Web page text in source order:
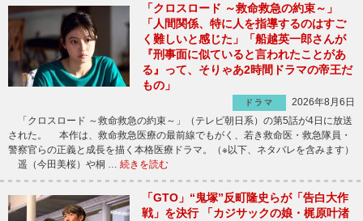
「クロスロード ～救命救急の約束～」
「人間関係、特に人を指導するのはすご
く難しいと感じた」「船越英一郎さんが
『刑事面に似ていると言われたことがあ
る』って、そりゃあ2時間ドラマの帝王だ
もの」
ドラマ
2026年8月6日
「クロスロード ～救命救急の約束～」（テレビ朝日系）の第5話が4日に放送
された。 本作は、救命救急医療の最前線でもがく、若き救命医・救急隊員・
警察官らの正義と成長を描く本格医療ドラマ。（※以下、ネタバレを含みます）
遥（今田美桜）や桐 … 続きを読む
「GTO」“鬼塚”反町隆史らが「告白大作
戦」を決行 「カジサックの娘・梶原叶渚